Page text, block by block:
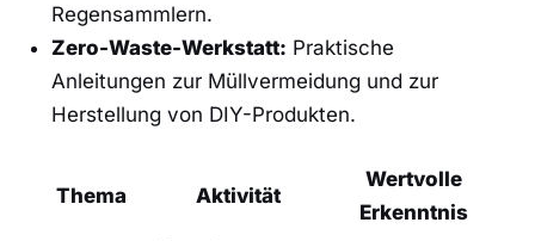
Regensammlern.
Zero-Waste-Werkstatt: ​Praktische
Anleitungen zur Müllvermeidung und zur
Herstellung ⁣von DIY-Produkten.
Thema Aktivität
Wertvolle
Erkenntnis